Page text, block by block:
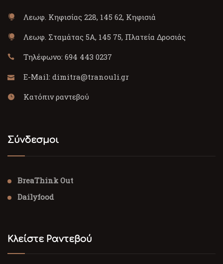
Λεωφ. Κηφισίας 228, 145 62, Κηφισιά
Λεωφ. Σταμάτας 5Α, 145 75, Πλατεία Δροσιάς
Τηλέφωνο: 694 443 0237
E-Mail: dimitra@tranouli.gr
Κατόπιν ραντεβού
Σύνδεσμοι
BreaThink Out
Dailyfood
Κλείστε Ραντεβού